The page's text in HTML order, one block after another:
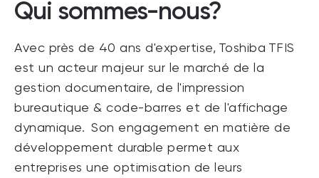
Qui sommes-nous?
Avec près de 40 ans d'expertise, Toshiba TFIS
est un acteur majeur sur le marché de la
gestion documentaire, de l'impression
bureautique & code-barres et de l'affichage
dynamique. Son engagement en matière de
développement durable permet aux
entreprises une optimisation de leurs